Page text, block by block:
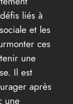
liés à
et les
ces
une
Il est
après
une